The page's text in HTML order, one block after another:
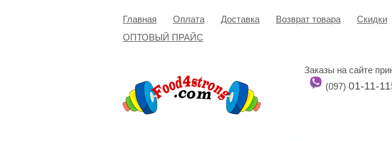
Главная Оплата Доставка Возврат товара Cкидки
ОПТОВЫЙ ПРАЙС
Заказы на сайте
(097) 01-11-